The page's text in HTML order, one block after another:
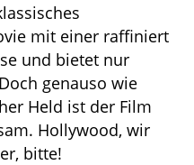
mit einer raffiniert
und bietet nur
genauso wie
Held ist der Film
Hollywood, wir
bitte!